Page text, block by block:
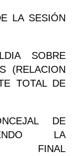
LA SESIÓN
SOBRE
(RELACION
TOTAL DE
DE
LA
FINAL